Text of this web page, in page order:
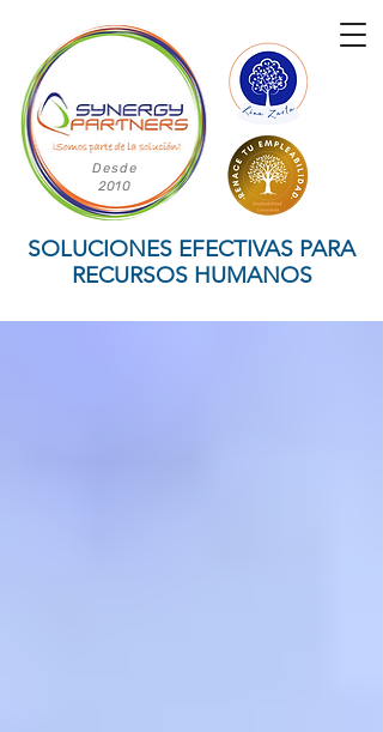
SOLUCIONES EFECTIVAS PARA
RECURSOS HUMANOS
Desde
2010